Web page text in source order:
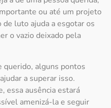
ou até um projeto
luto ajuda a esgotar os
o vazio deixado pela
querido, alguns pontos
a superar isso.
essa ausência estará
amenizá-la e seguir